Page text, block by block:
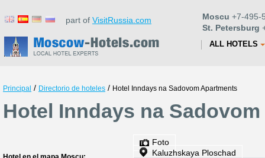
part of VisitRussia.com Moscu +7-495-
St. Petersburg
ALL HOTELS
Principal / Directorio de hoteles / Hotel Inndays na Sadovom Apartments
Hotel Inndays na
Foto
Kaluzhskaya Ploschad